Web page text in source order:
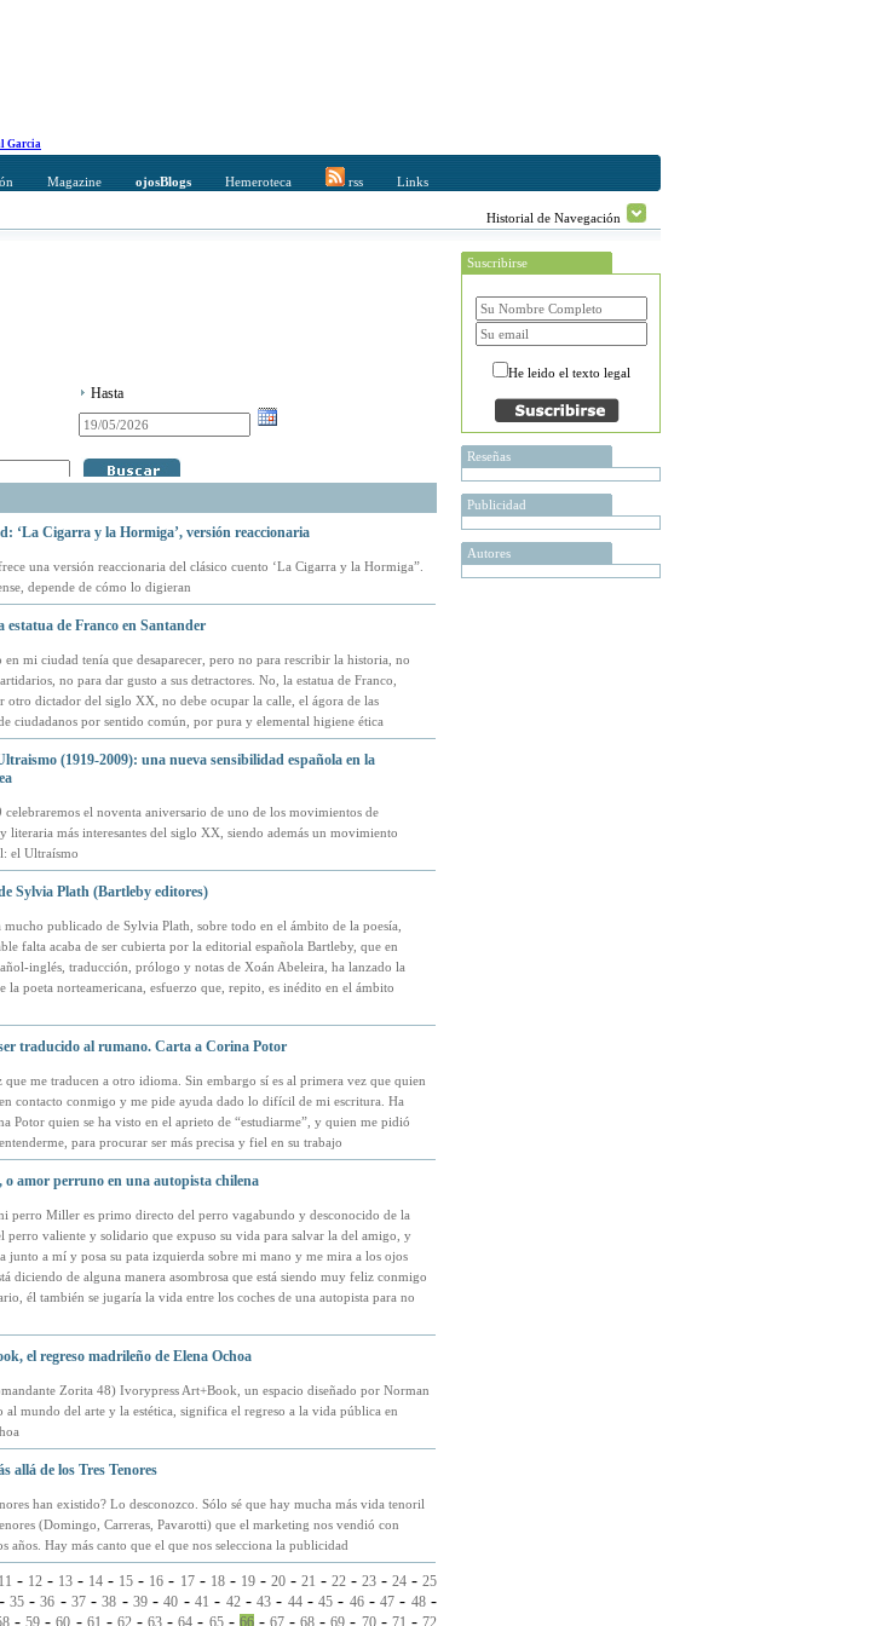
Garcia
Magazine ojosBlogs Hemeroteca rss Links
Historial de Navegación
Hasta
‘La Cigarra y la Hormiga’, versión reaccionaria
una versión reaccionaria del clásico cuento ‘La Cigarra y la Hormiga”.
depende de cómo lo digieran
estatua de Franco en Santander
en mi ciudad tenía que desaparecer, pero no para rescribir la historia, no
no para dar gusto a sus detractores. No, la estatua de Franco,
otro dictador del siglo XX, no debe ocupar la calle, el ágora de las
ciudadanos por sentido común, por pura y elemental higiene ética
(1919-2009): una nueva sensibilidad española en la
celebraremos el noventa aniversario de uno de los movimientos de
literaria más interesantes del siglo XX, siendo además un movimiento
el Ultraísmo
Sylvia Plath (Bartleby editores)
mucho publicado de Sylvia Plath, sobre todo en el ámbito de la poesía,
falta acaba de ser cubierta por la editorial española Bartleby, que en
inglés, traducción, prólogo y notas de Xoán Abeleira, ha lanzado la
la poeta norteamericana, esfuerzo que, repito, es inédito en el ámbito
traducido al rumano. Carta a Corina Potor
que me traducen a otro idioma. Sin embargo sí es al primera vez que quien
contacto conmigo y me pide ayuda dado lo difícil de mi escritura. Ha
Potor quien se ha visto en el aprieto de “estudiarme”, y quien me pidió
para procurar ser más precisa y fiel en su trabajo
o amor perruno en una autopista chilena
perro Miller es primo directo del perro vagabundo y desconocido de la
perro valiente y solidario que expuso su vida para salvar la del amigo, y
junto a mí y posa su pata izquierda sobre mi mano y me mira a los ojos
diciendo de alguna manera asombrosa que está siendo muy feliz conmigo
él también se jugaría la vida entre los coches de una autopista para no
el regreso madrileño de Elena Ochoa
Zorita 48) Ivorypress Art+Book, un espacio diseñado por Norman
al mundo del arte y la estética, significa el regreso a la vida pública en
allá de los Tres Tenores
han existido? Lo desconozco. Sólo sé que hay mucha más vida tenoril
(Domingo, Carreras, Pavarotti) que el marketing nos vendió con
años. Hay más canto que el que nos selecciona la publicidad
11 - 12 - 13 - 14 - 15 - 16 - 17- 18- 19- 20- 21 - 22-23 -24 -25
- 35-36 - 37-38 - 39-40 - 41 - 42-43 - 44-45 - 46-47 - 48-
-59 -60 - 61 - 62-63 -64 - 65- 66- 67-68 -69 - 70- 71 -72
Suscribirse
He leido el texto legal
Reseñas
Publicidad
Autores